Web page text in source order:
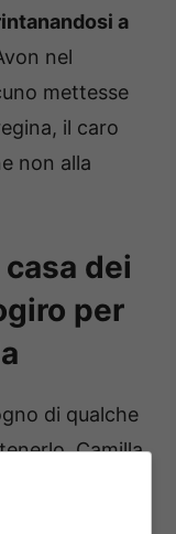
a
nel
mettesse
il caro
non alla
dei
per
di qualche
Camilla
tenuta
il divorzio